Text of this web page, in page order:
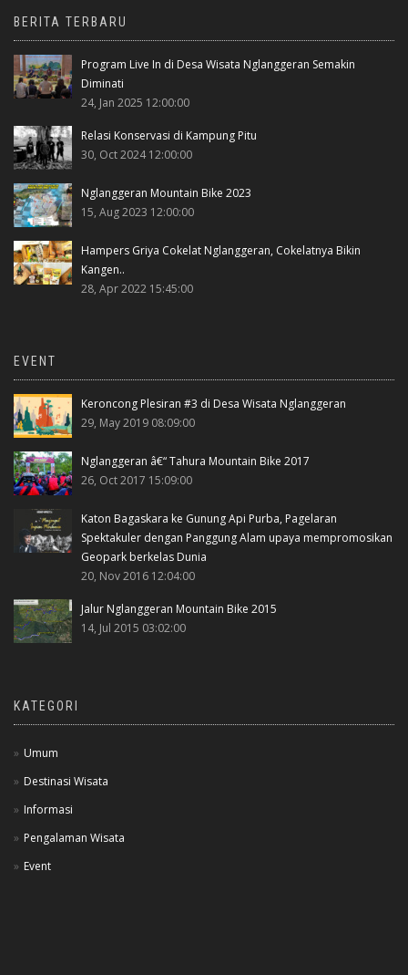
BERITA TERBARU
Program Live In di Desa Wisata Nglanggeran Semakin
Diminati
24, Jan 2025 12:00:00
Relasi Konservasi di Kampung Pitu
30, Oct 2024 12:00:00
Nglanggeran Mountain Bike 2023
15, Aug 2023 12:00:00
Hampers Griya Cokelat Nglanggeran, Cokelatnya Bikin
Kangen..
28, Apr 2022 15:45:00
EVENT
Keroncong Plesiran #3 di Desa Wisata Nglanggeran
29, May 2019 08:09:00
Nglanggeran â€“ Tahura Mountain Bike 2017
26, Oct 2017 15:09:00
Katon Bagaskara ke Gunung Api Purba, Pagelaran
Spektakuler dengan Panggung Alam upaya mempromosikan
Geopark berkelas Dunia
20, Nov 2016 12:04:00
Jalur Nglanggeran Mountain Bike 2015
14, Jul 2015 03:02:00
KATEGORI
Umum
Destinasi Wisata
Informasi
Pengalaman Wisata
Event